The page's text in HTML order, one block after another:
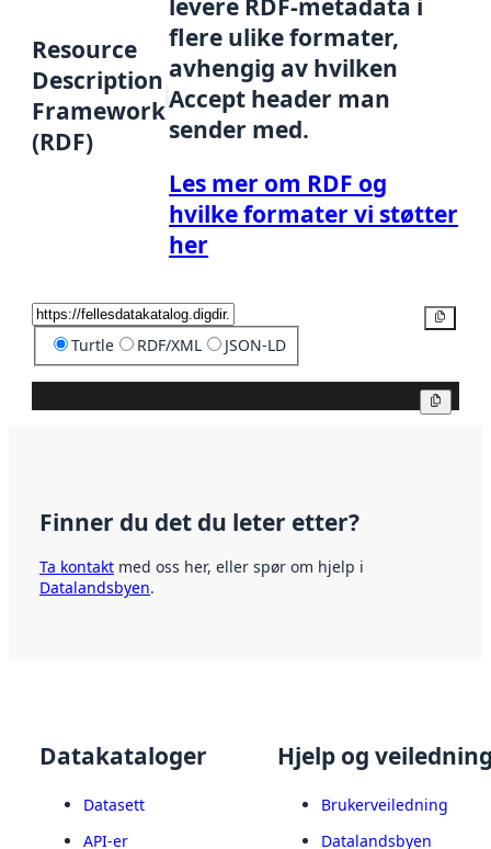
Resource
Description
Framework
(RDF)
levere RDF-metadata i
flere ulike formater,
avhengig av hvilken
Accept header man
sender med.
Les mer om RDF og
hvilke formater vi støtter
her
Turtle RDF/XML JSON-LD
Finner du det du leter etter?
Ta kontakt med oss her, eller spør om hjelp i
Datalandsbyen.
Datakataloger
Datasett
API-er
Hjelp og
Brukerveiledning
Datalandsbyen